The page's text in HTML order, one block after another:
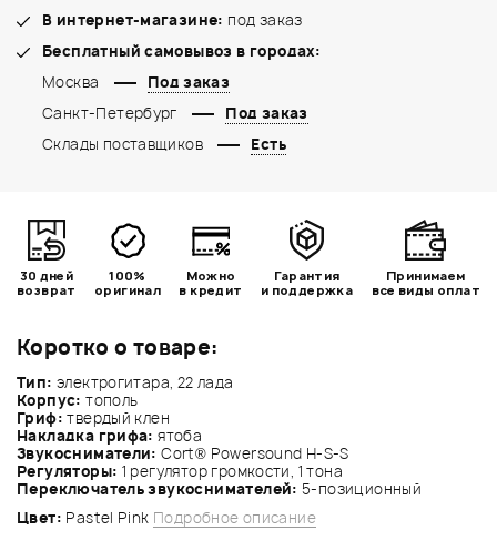
Коротко о товаре:
Тип: электрогитара, 22 лада
Корпус: тополь
Гриф:твердый клен
Накладка грифа:ятоба
Звукосниматели:Cort® Powersound H-S-S
Регуляторы: 1 регулятор громкости, 1 тона
Переключатель звукоснимателей: 5-позиционный
Цвет: Pastel Pink Подробное описание
В интернет-магазине: под заказ
Бесплатный самовывоз в городах:
Москва
Под заказ
Санкт-Петербург
Под заказ
Склады поставщиков
Есть
30 дней
возврат
100%
оригинал
Можно
в кредит
Гарантия
и поддержка
Принимаем
все виды оплат